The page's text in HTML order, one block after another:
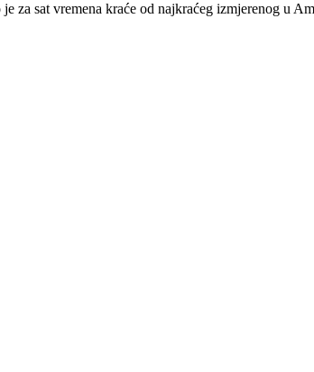
za sat vremena kraće od najkraćeg izmjerenog u